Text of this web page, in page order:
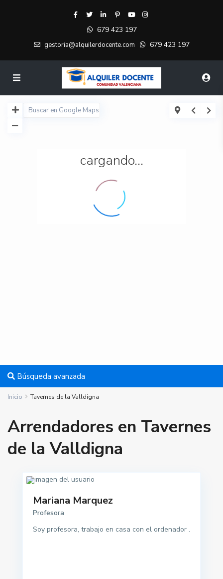
679 423 197
gestoria@alquilerdocente.com 679 423 197
cargando...
Búsqueda avanzada
Inicio Tavernes de la Valldigna
Arrendadores en Tavernes
de la Valldigna
Mariana Marquez
Profesora
Soy profesora, trabajo en casa con el ordenador .